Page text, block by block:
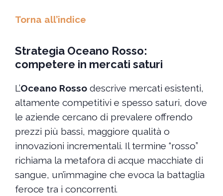
Torna all’indice
Strategia Oceano Rosso:
competere in mercati saturi
L’Oceano Rossodescrive mercati esistenti,
altamente competitivi e spesso saturi, dove
le aziende cercano di prevalere offrendo
prezzi più bassi, maggiore qualità o
innovazioni incrementali. Il termine “rosso”
richiama la metafora di acque macchiate di
sangue, un’immagine che evoca la battaglia
feroce tra i concorrenti.